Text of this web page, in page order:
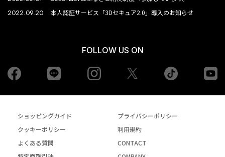
2022.09.20 本人認証サービス「3Dセキュア2.0」導入のお知らせ
FOLLOW US ON
Facebook Instagram tiktok
ショッピングガイド
プライバシーポリシー
クッキーポリシー
利用規約
よくある質問
CONTACT